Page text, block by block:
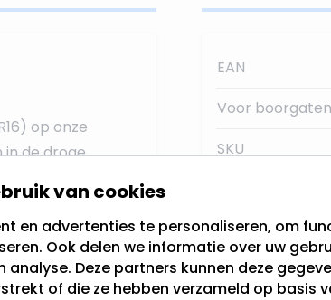
op onze
in de droge
aansluiting
EAN
Voor
SKU
Garantie
Type GU10
van cookies
en advertenties te personaliseren, om
Ook delen we informatie over uw
Deze partners kunnen deze
of die ze hebben verzameld op basis